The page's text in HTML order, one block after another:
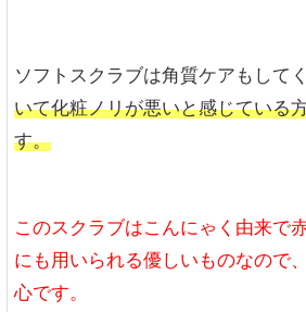
ソフトスクラブは角質ケアもして
いて化粧ノリが悪いと感じている
す。
このスクラブはこんにゃく由来で
にも用いられる優しいものなので
心です。